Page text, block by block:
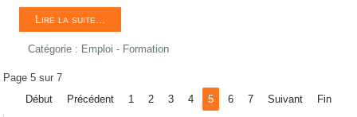
Lire la suite...
Catégorie : Emploi - Formation
Page 5 sur 7
Début
Précédent 1 2 3 4 5 6 7 Suivant Fin